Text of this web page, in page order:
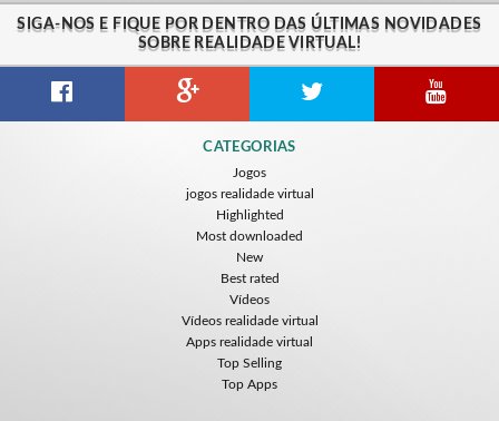
SIGA-NOS E FIQUE POR DENTRO DAS ÚLTIMAS NOVIDADES
SOBRE REALIDADE VIRTUAL!
CATEGORIAS
Jogos
jogos realidade virtual
Highlighted
Most downloaded
New
Best rated
Vídeos
Vídeos realidade virtual
Apps realidade virtual
Top Selling
Top Apps